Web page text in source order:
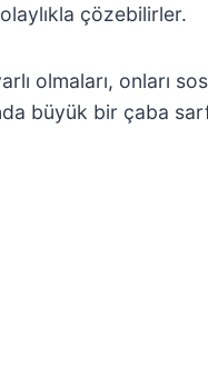
çözebilirler.
olmaları, onları
büyük bir çaba